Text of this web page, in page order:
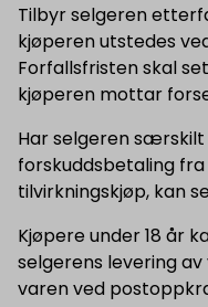
Tilbyr selgeren
kjøperen utstedes
Forfallsfristen skal
kjøperen mottar
Har selgeren
forskuddsbetaling
tilvirkningskjøp, kan
Kjøpere under 18 år
selgerens levering
varen ved